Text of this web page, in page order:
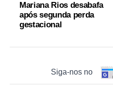
Mariana Rios desabafa
após segunda perda
gestacional
Siga-nos no